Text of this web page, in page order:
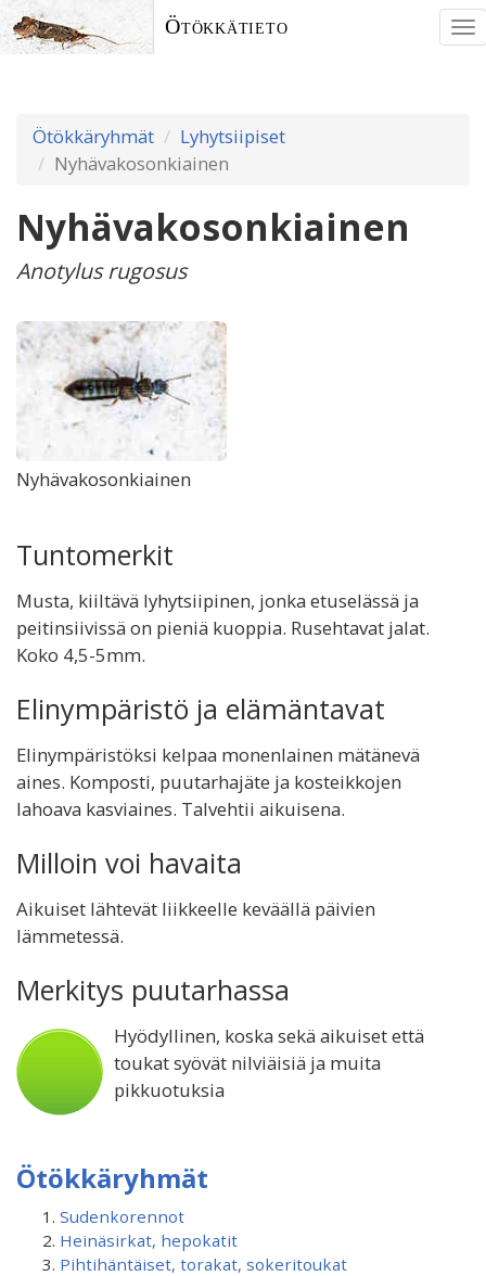
Ötökkätieto
Ötökkäryhmät
Lyhytsiipiset
Nyhävakosonkiainen
Nyhävakosonkiainen
Anotylus rugosus
Nyhävakosonkiainen
Tuntomerkit
Musta, kiiltävä lyhytsiipinen, jonka etuselässä ja
peitinsiivissä on pieniä kuoppia. Rusehtavat jalat.
Koko 4,5-5mm.
Elinympäristö ja elämäntavat
Elinympäristöksi kelpaa monenlainen mätänevä
aines. Komposti, puutarhajäte ja kosteikkojen
lahoava kasviaines. Talvehtii aikuisena.
Milloin voi havaita
Aikuiset lähtevät liikkeelle keväällä päivien
lämmetessä.
Merkitys puutarhassa
Hyödyllinen, koska sekä aikuiset että
toukat syövät nilviäisiä ja muita
pikkuotuksia
Ötökkäryhmät
Sudenkorennot
Heinäsirkat, hepokatit
Pihtihäntäiset, torakat, sokeritoukat